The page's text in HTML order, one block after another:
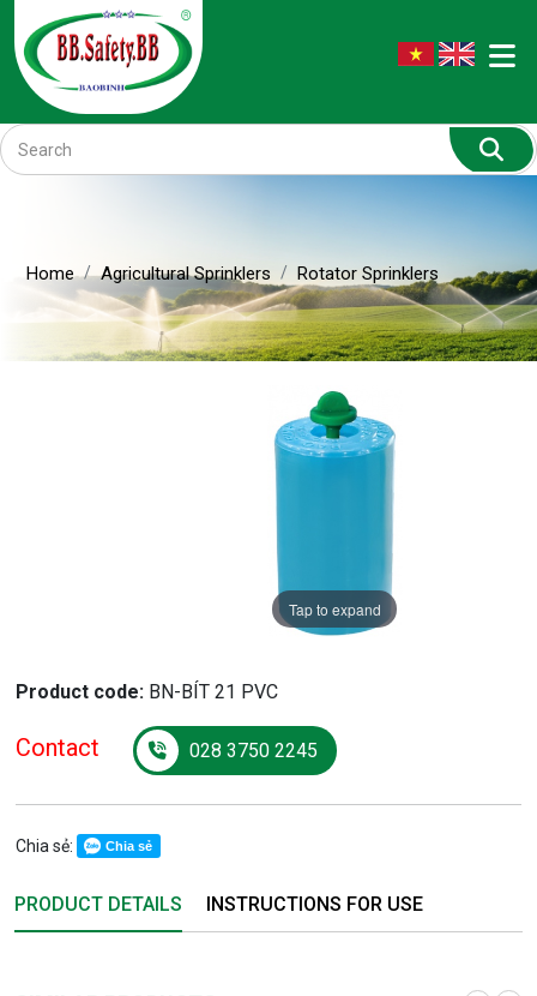
Home Agricultural Sprinklers Rotator Sprinklers
Tap to expand
Product code: BN-BÍT 21 PVC
Contact 028 3750 2245
Chia sẻ: Chia sẻ
PRODUCT DETAILS INSTRUCTIONS FOR USE